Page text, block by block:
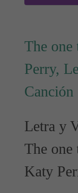
The
Perry,
Canción
Letra y
The one
Katy